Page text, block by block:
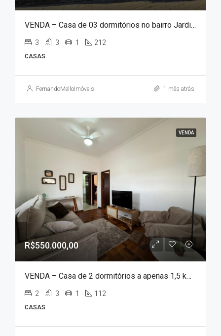
VENDA – Casa de 03 dormitórios no bairro Jardim Paraíso!!!
3 3 1 212
CASAS
FernandoMelloImóveis 1 mês atrás
VENDA
R$550.000,00
VENDA – Casa de 2 dormitórios a apenas 1,5 km da portaria do Parque das Águas!!!
2 3 1 112
CASAS